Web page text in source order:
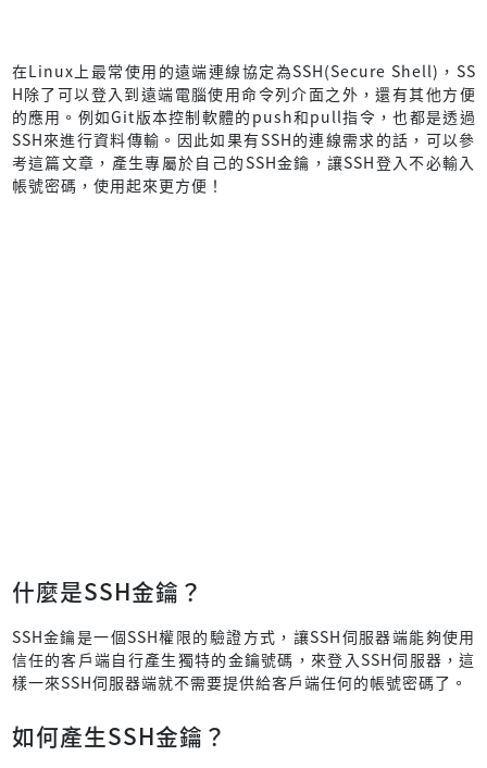
在Linux上最常使用的遠端連線協定為SSH(Secure Shell)，SS
H除了可以登入到遠端電腦使用命令列介面之外，還有其他方便
的應用。例如Git版本控制軟體的push和pull指令，也都是透過
SSH來進行資料傳輸。因此如果有SSH的連線需求的話，可以參
考這篇文章，產生專屬於自己的SSH金鑰，讓SSH登入不必輸入
帳號密碼，使用起來更方便！
什麼是SSH金鑰？
SSH金鑰是一個SSH權限的驗證方式，讓SSH伺服器端能夠使用
信任的客戶端自行產生獨特的金鑰號碼，來登入SSH伺服器，這
樣一來SSH伺服器端就不需要提供給客戶端任何的帳號密碼了。
如何產生SSH金鑰？